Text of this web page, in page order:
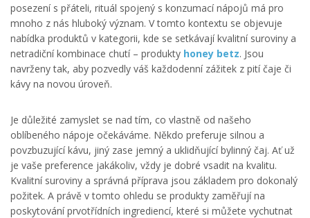
posezení s přáteli, rituál spojený s konzumací nápojů má pro
mnoho z nás hluboký význam. V tomto kontextu se objevuje
nabídka produktů v kategorii, kde se setkávají kvalitní suroviny a
netradiční kombinace chutí – produkty honey betz. Jsou
navrženy tak, aby pozvedly váš každodenní zážitek z pití čaje či
kávy na novou úroveň.
Je důležité zamyslet se nad tím, co vlastně od našeho
oblíbeného nápoje očekáváme. Někdo preferuje silnou a
povzbuzující kávu, jiný zase jemný a uklidňující bylinný čaj. Ať už
je vaše preference jakákoliv, vždy je dobré vsadit na kvalitu.
Kvalitní suroviny a správná příprava jsou základem pro dokonalý
požitek. A právě v tomto ohledu se produkty zaměřují na
poskytování prvotřídních ingrediencí, které si můžete vychutnat